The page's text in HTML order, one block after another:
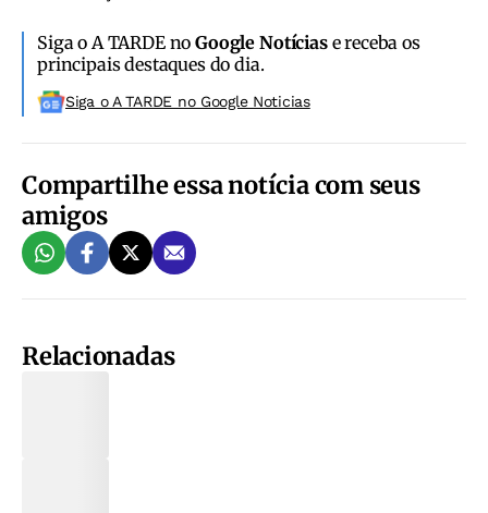
Siga o A TARDE noGoogle Notíciase receba os
principais destaques do dia.
Siga o A TARDE no Google Noticias
Compartilhe essa notícia com seus
amigos
Relacionadas